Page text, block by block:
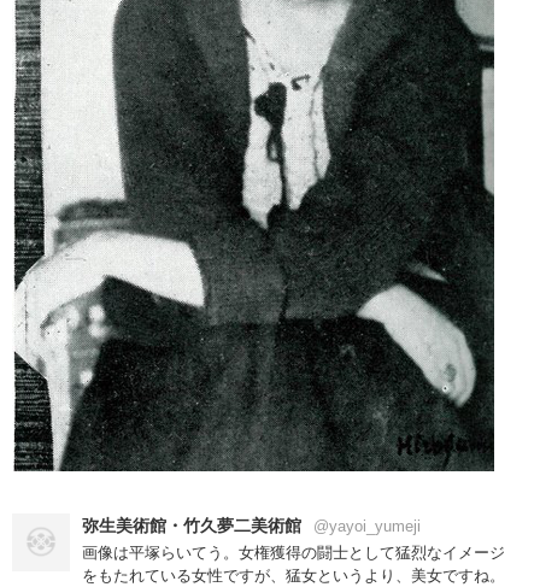
弥生美術館・竹久夢二美術館
@yayoi_yumeji
画像は平塚らいてう。女権獲得の闘士として猛烈なイメージ
をもたれている女性ですが、猛女というより、美女ですね。